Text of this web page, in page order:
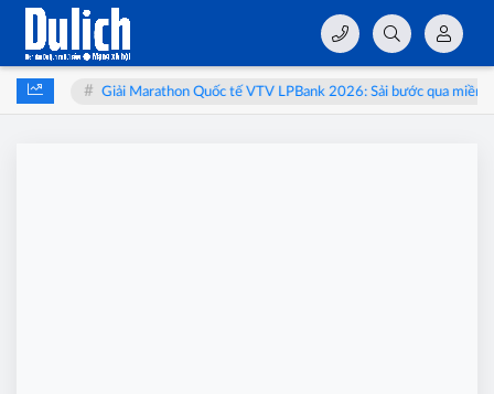
Giải Marathon Quốc tế VTV LPBank 2026: Sải bước qua miền di